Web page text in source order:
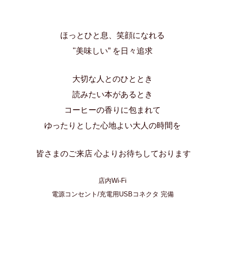
ほっとひと息、笑顔になれる
"美味しい” を日々追求
大切な人とのひととき
読みたい本があるとき
コーヒーの香りに包まれて
ゆったりとした心地よい大人の時間を
皆さまのご来店 心よりお待ちしております
店内Wi-Fi
電源コンセント/充電用USBコネクタ 完備